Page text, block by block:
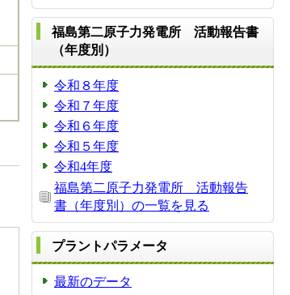
福島第二原子力発電所 活動報告書
（年度別）
令和８年度
令和７年度
令和６年度
令和５年度
令和4年度
福島第二原子力発電所 活動報告
書（年度別）の一覧を見る
プラントパラメータ
最新のデータ